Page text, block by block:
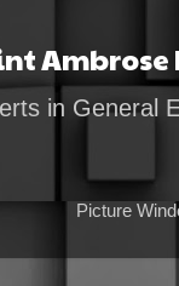
in General
Picture